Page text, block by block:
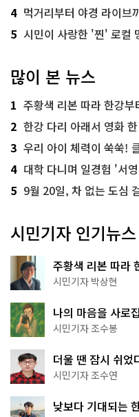
4 먹거리부터 야경 라이
5 시민이 사랑한 '찐' 로컬
많이 본 뉴스
1 주황색 리본 따라 한강부터 메
2 한강 다리 아래서 영화
3 우리 아이 체력이 쑥쑥!
4 대학 다니며 일경험 '서
5 9월 20일, 차 없는 도심 걸어
시민기자 인기뉴스
주황색 리본 따라
서울둘레길 15코스
시민기자 박상현
나의 마음을 사로
상작 공개!
시민기자 조수봉
더울 땐 잠시 쉬었
·무더위쉼터까지
시민기자 조수연
낮보다 기대되는